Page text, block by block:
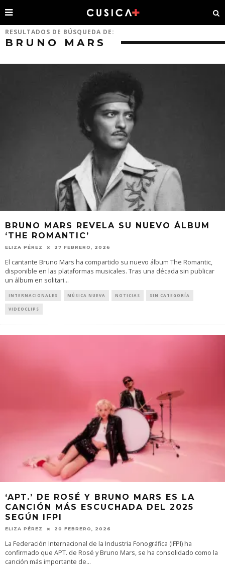
RESULTADOS DE BÚSQUEDA DE:
BRUNO MARS
BRUNO MARS REVELA SU NUEVO ÁLBUM
‘THE ROMANTIC’
ELIZA PÉREZ 27 FEBRERO, 2026
El cantante Bruno Mars ha compartido su nuevo álbum The Romantic,
disponible en las plataformas musicales. Tras una década sin publicar
un álbum en solitari...
INTERNACIONALES MÚSICA NUEVA NOTICIAS SIN CATEGORÍA
VIDEOCLIPS
‘APT.’ DE ROSÉ Y BRUNO MARS ES LA
CANCIÓN MÁS ESCUCHADA DEL 2025
SEGÚN IFPI
ELIZA PÉREZ 20 FEBRERO, 2026
La Federación Internacional de la Industria Fonográfica (IFPI) ha
confirmado que APT. de Rosé y Bruno Mars, se ha consolidado como la
canción más importante de...